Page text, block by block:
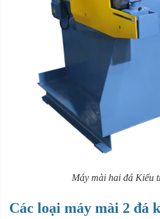
Máy mài hai đá Kiểu
Các loại máy mài 2 đá